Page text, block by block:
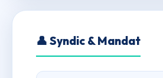
👤 Syndic & Mandat